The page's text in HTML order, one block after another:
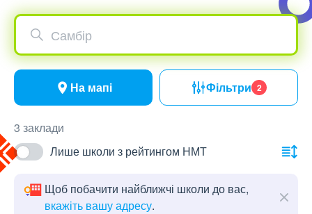
Самбір
На мапі Фільтри 2
3 заклади
Лише школи з рейтингом НМТ
Щоб побачити найближчі школи до вас,
вкажіть вашу адресу.